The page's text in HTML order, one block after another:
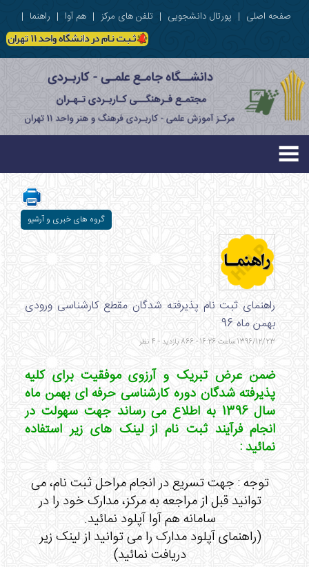
صفحه اصلی | پورتال دانشجویی | تلفن های مرکز | هم آوا | راهنما |
گروه های خبری و آرشیو
راهنمای ثبت نام پذیرفته شدگان مقطع کارشناسی ورودی
بهمن ماه 96
1396/12/23 ساعت 16:26 - 866 بازدید - 4 نظر
ضمن عرض تبریک و آرزوی موفقیت برای کلیه
پذیرفته شدگان دوره کارشناسی حرفه ای بهمن ماه
سال 1396 به اطلاع می رساند جهت سهولت در
انجام فرآیند ثبت نام از لینک های زیر استفاده
نمائید :
توجه : جهت تسریع در انجام مراحل ثبت نام، می
توانید قبل از مراجعه به مرکز، مدارک خود را در
سامانه هم آوا آپلود نمائید.
(راهنمای آپلود مدارک را می توانید از لینک زیر
دریافت نمائید)